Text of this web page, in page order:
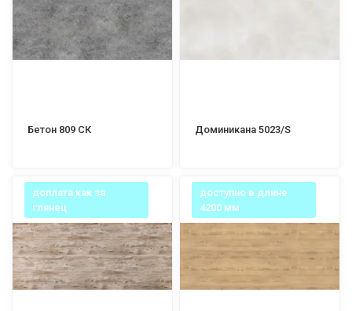
Бетон 809 СК Доминикана 5023/S
доплата как за
глянец
доступно в длине
4200 мм